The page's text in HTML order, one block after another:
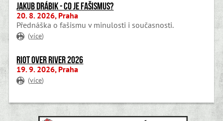
Jakub Drábik - Co je fašismus?
20. 8. 2026, Praha
Přednáška o fašismu v minulosti i současnosti.
(více)
Riot Over River 2026
19. 9. 2026, Praha
(více)